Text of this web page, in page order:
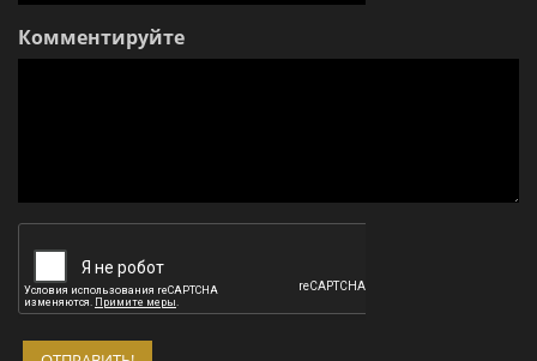
Комментируйте